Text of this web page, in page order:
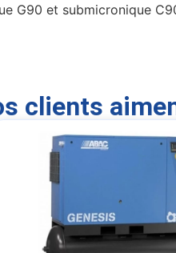
G90 et submicronique
clients